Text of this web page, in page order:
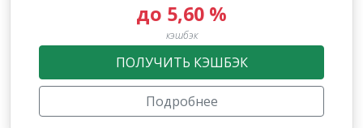
до 5,60 %
кэшбэк
ПОЛУЧИТЬ КЭШБЭК
Подробнее